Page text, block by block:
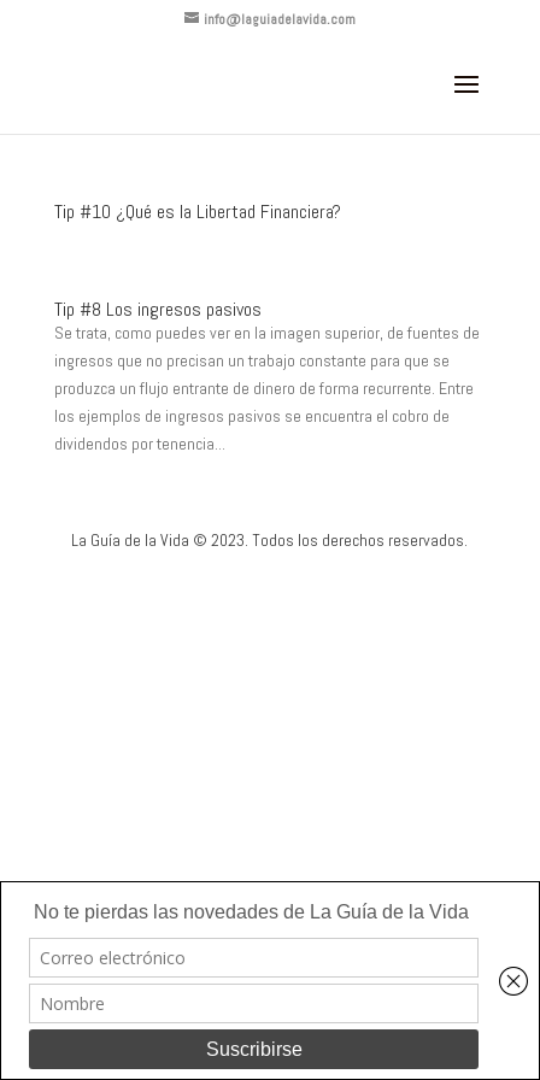
info@laguiadelavida.com
Tip #10 ¿Qué es la Libertad Financiera?
Tip #8 Los ingresos pasivos
Se trata, como puedes ver en la imagen superior, de fuentes de
ingresos que no precisan un trabajo constante para que se
produzca un flujo entrante de dinero de forma recurrente. Entre
los ejemplos de ingresos pasivos se encuentra el cobro de
dividendos por tenencia...
La Guía de la Vida © 2023. Todos los derechos reservados.